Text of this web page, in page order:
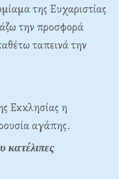
της Ευχαριστίας
την προσφορά
ταπεινά την
Εκκλησίας η
αγάπης.
κατέλιπες